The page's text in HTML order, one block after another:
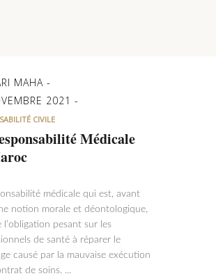
MAHA
2021
CIVILE
Médicale
médicale qui est, avant
notion morale et déontologique,
l’obligation pesant sur les
de santé à réparer le
causé par la mauvaise exécution
de soins.